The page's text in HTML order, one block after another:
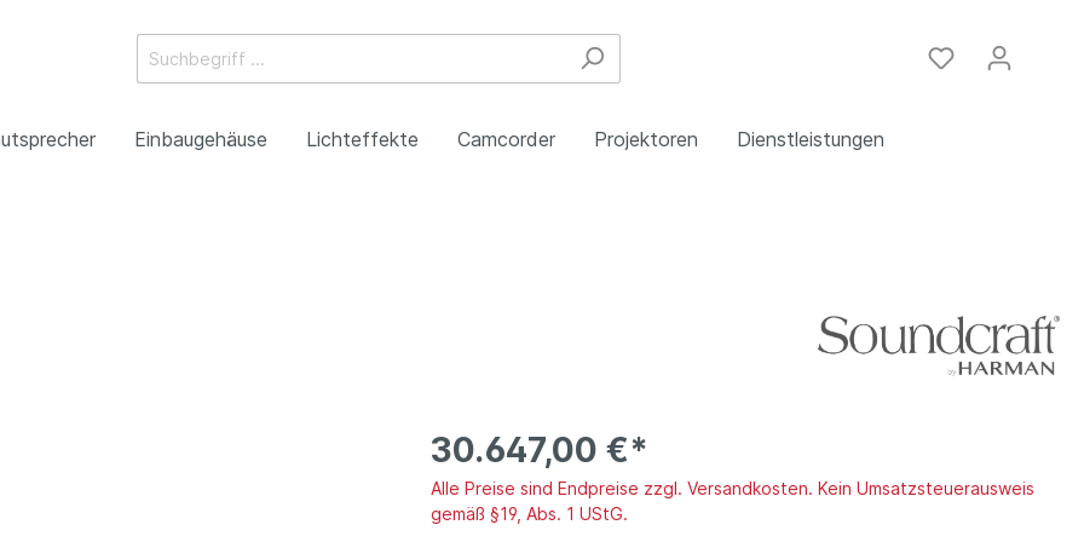
Einbaugehäuse Lichteffekte Camcorder Projektoren Dienstleistungen
30.647,00 €*
Alle Preise sind Endpreise zzgl. Versandkosten. Kein Umsatzsteuerausweis
gemäß §19, Abs. 1 UStG.